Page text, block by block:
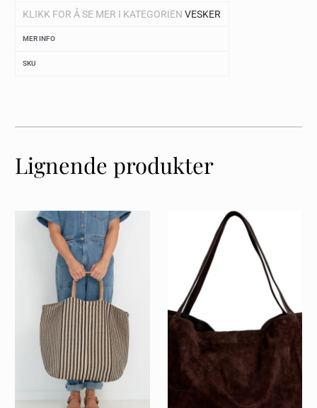
KLIKK FOR Å SE MER I KATEGORIEN VESKER
MER INFO
SKU
Lignende produkter